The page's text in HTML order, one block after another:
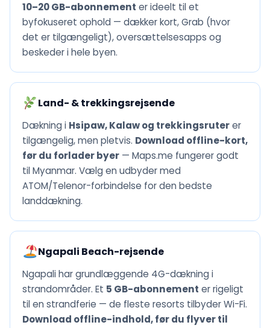
10–20 GB-abonnement er ideelt til et
byfokuseret ophold — dækker kort, Grab (hvor
det er tilgængeligt), oversættelsesapps og
beskeder i hele byen.
Land- & trekkingsrejsende
Dækning i Hsipaw, Kalaw og trekkingsruterer
tilgængelig, men pletvis. Download offline-kort,
før du forlader byer — Maps.me fungerer godt
til Myanmar. Vælg en udbyder med
ATOM/Telenor-forbindelse for den bedste
landdækning.
Ngapali Beach-rejsende
Ngapali har grundlæggende 4G-dækning i
strandområder. Et 5 GB-abonnement er rigeligt
til en strandferie — de fleste resorts tilbyder Wi-Fi.
Download offline-indhold, før du flyver til